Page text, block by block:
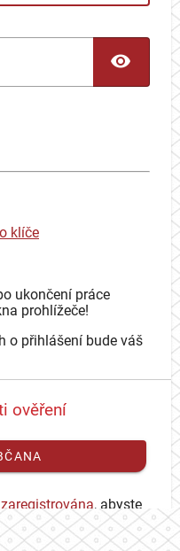
klíče
ukončení práce
prohlížeče!
o přihlášení bude váš
ověření
zaregistrována, abyste
účtu.